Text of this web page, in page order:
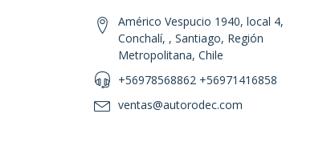
Américo Vespucio 1940, local 4,
Conchalí, , Santiago, Región
Metropolitana, Chile
+56978568862 +56971416858
ventas@autorodec.com